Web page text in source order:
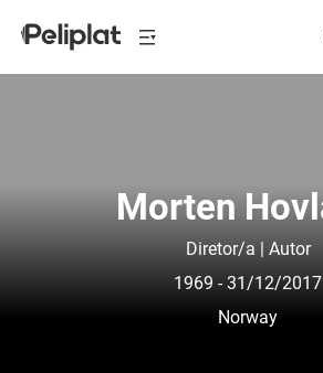
Morten
Diretor/a | Autor
1969 - 31/12/2017
Norway